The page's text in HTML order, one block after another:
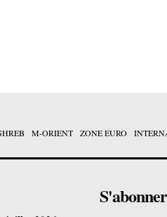
M-ORIENT ZONE EURO
S'abonner